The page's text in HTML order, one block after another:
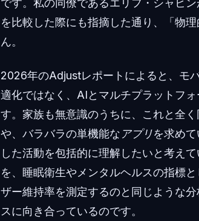
です。私の同僚であるエリフ・シャヒ
を比較した際にも指摘した通り、「物
ん。
2026年のAdjustレポートによると、モ
適化ではなく、AIとマルチプラットフ
す。家族も無意識のうちに、これと全
や、バラバラの単機能な アプリを求め
した活動を包括的に理解したいと考え
を、睡眠衛生やメンタルヘルスの指標
ザー維持率を測定するのと同じような
スに向き合っているのです。